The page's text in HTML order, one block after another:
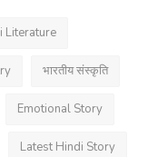
Literature
भारतीय संस्कृति
Emotional Story
Latest Hindi Story